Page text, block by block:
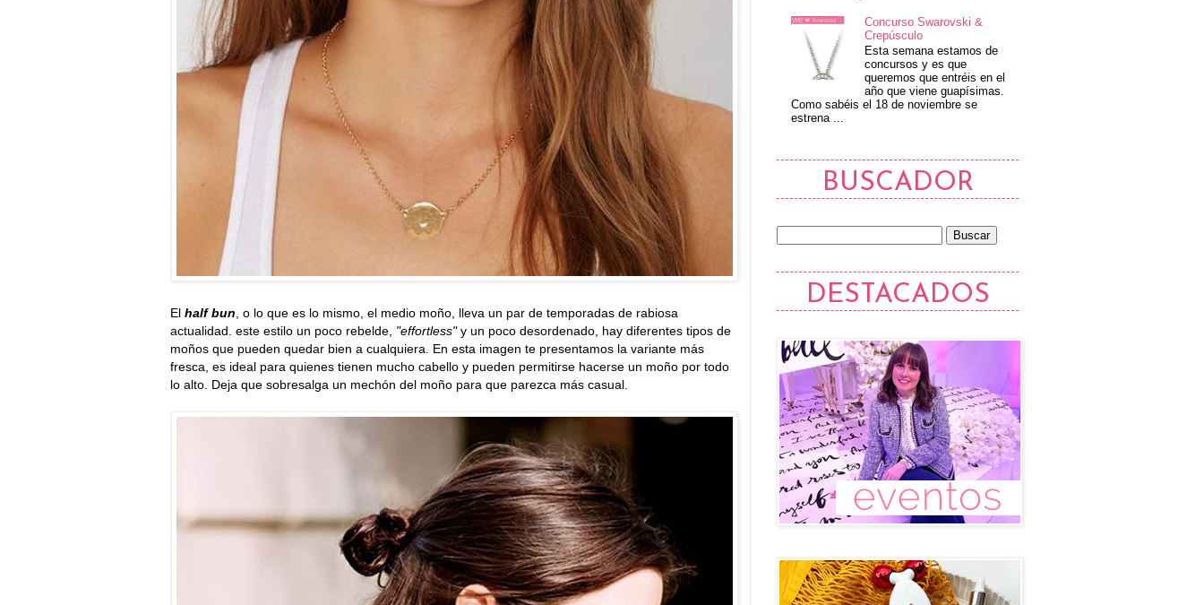
El half bun , o lo que es lo mismo, el medio moño, lleva un par de temporadas de rabiosa
actualidad. este estilo un poco rebelde, "effortless"y un poco desordenado, hay diferentes tipos de
moños que pueden quedar bien a cualquiera. En esta imagen te presentamos la variante más
fresca, es ideal para quienes tienen mucho cabello y pueden permitirse hacerse un moño por todo
lo alto. Deja que sobresalga un mechón del moño para que parezca más casual.
Concurso Swarovski &
Crepúsculo
Esta semana estamos de
concursos y es que
queremos que entréis en el
año que viene guapísimas.
Como sabéis el 18 de noviembre se
estrena ...
BUSCADOR
DESTACADOS